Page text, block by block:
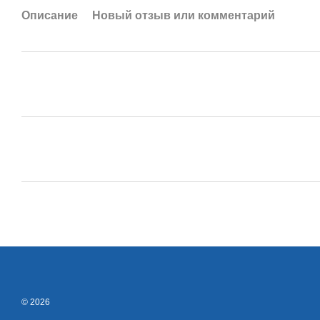
Описание Новый отзыв или комментарий
© 2026